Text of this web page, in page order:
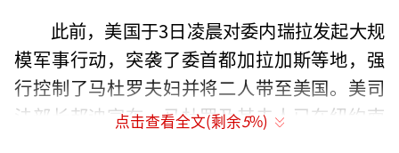
此前，美国于3日凌晨对委内瑞拉发起大规
模军事行动，突袭了委首都加拉加斯等地，强
行控制了马杜罗夫妇并将二人带至美国。美司
法部长邦迪宣布，马杜罗及其夫人已在纽约南
点击查看全文(剩余5%)